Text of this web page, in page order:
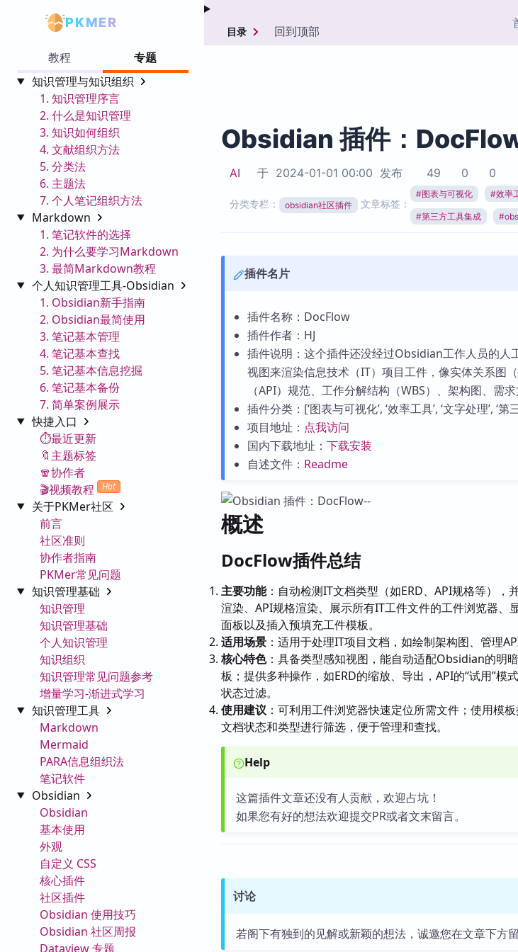
PKMER
载
加速访问
市场
Zotero 插件
教程
专题
知识管理与知识组织
1. 知识管理序言
2. 什么是知识管理
3. 知识如何组织
4. 文献组织方法
5. 分类法
6. 主题法
7. 个人笔记组织方法
Markdown
1. 笔记软件的选择
2. 为什么要学习Markdown
3. 最简Markdown教程
个人知识管理工具-Obsidian
1. Obsidian新手指南
2. Obsidian最简使用
3. 笔记基本管理
4. 笔记基本查找
5. 笔记基本信息挖掘
6. 笔记基本备份
7. 简单案例展示
快捷入口
⏱️最近更新
🔖主题标签
🧣协作者
🎬视频教程
Hot
关于PKMer社区
前言
社区准则
协作者指南
PKMer常见问题
知识管理基础
知识管理
知识管理基础
个人知识管理
知识组织
知识管理常见问题参考
增量学习-渐进式学习
知识管理工具
Markdown
Mermaid
PARA信息组织法
笔记软件
Obsidian
Obsidian
基本使用
外观
自定义 CSS
核心插件
社区插件
Obsidian 使用技巧
Obsidian 社区周报
Dataview 专题
目录 回到顶部
Obsidian 插件：
AI 于 2024-01-01 00:00 发布 49 0 0
分类专栏： obsidian社区插件 文章标签：
#图表与可视化 #效率
#第三方工具集成 #
插件名片
插件名称：DocFlow
插件作者：HJ
插件说明：这个插件还没经过Obsidian工作人员的人
视图来渲染信息技术（IT）项目工件，像实体关系图
（API）规范、工作分解结构（WBS）、架构图、需
插件分类：[‘图表与可视化’, ‘效率工具’, ‘文字处理’, ‘
项目地址： 点我访问
国内下载地址： 下载安装
自述文件： Readme
概述
DocFlow插件总结
主要功能：自动检测IT文档类型（如ERD、API规格等），
渲染、API规格渲染、展示所有IT工件文件的工件浏览器、
面板以及插入预填充工件模板。
适用场景 ：适用于处理IT项目文档，如绘制架构图、管理
核心特色：具备类型感知视图，能自动适配Obsidian的明
板；提供多种操作，如ERD的缩放、导出，API的“试用”模
状态过滤。
使用建议 ：可利用工件浏览器快速定位所需文件；使用模
文档状态和类型进行筛选，便于管理和查找。
Help
这篇插件文章还没有人贡献，欢迎占坑！
如果您有好的想法欢迎提交PR或者文末留言。
讨论
若阁下有独到的见解或新颖的想法，诚邀您在文章下方